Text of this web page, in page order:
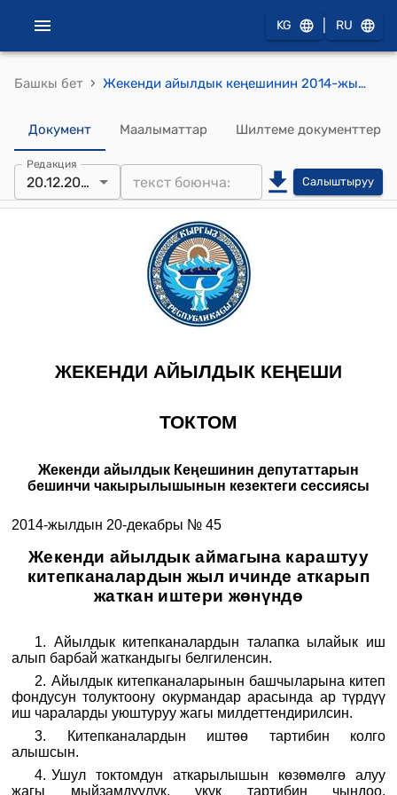
KG RU
Башкы бет › Жекенди айылдык кеңешинин 2014-жылдын 20-декабрындагы № 45 "Жекенди айылдык аймагына караштуу китепканалардын жыл ичинде аткарып жаткан иштери жөнүндө" токтому
Документ Маалыматтар Шилтеме документтер
Редакция
20.12.2015 Салыштыруу